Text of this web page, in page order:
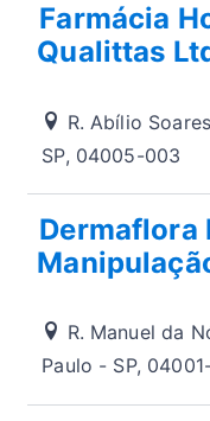
Farmácia
Qualittas
R. Abílio
SP, 04005-003
Dermaflora
R. Manuel da
Paulo - SP,